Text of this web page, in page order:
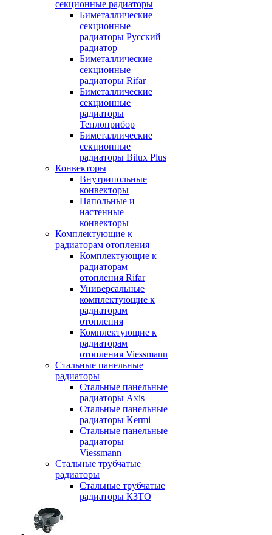
секционные радиаторы
Биметаллические
секционные
радиаторы Русский
радиатор
Биметаллические
секционные
радиаторы Rifar
Биметаллические
секционные
радиаторы
Теплоприбор
Биметаллические
секционные
радиаторы Bilux Plus
Конвекторы
Внутрипольные
конвекторы
Напольные и
настенные
конвекторы
Комплектующие к
радиаторам отопления
Комплектующие к
радиаторам
отопления Rifar
Универсальные
комплектующие к
радиаторам
отопления
Комплектующие к
радиаторам
отопления Viessmann
Стальные панельные
радиаторы
Стальные панельные
радиаторы Axis
Стальные панельные
радиаторы Kermi
Стальные панельные
радиаторы
Viessmann
Стальные трубчатые
радиаторы
Стальные трубчатые
радиаторы КЗТО